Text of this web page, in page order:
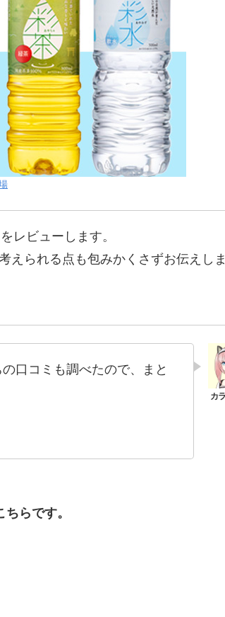
レビューします。
えられる点も包みかくさずお伝えしま
口コミも調べたので、まと
らです。